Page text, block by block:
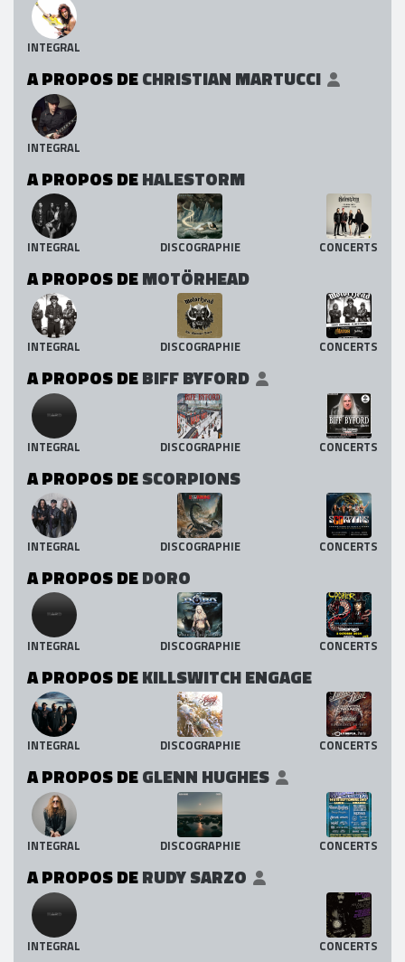
INTEGRAL
A PROPOS DECHRISTIAN MARTUCCI
INTEGRAL
A PROPOS DEHALESTORM
INTEGRAL DISCOGRAPHIE CONCERTS
A PROPOS DEMOTÖRHEAD
INTEGRAL DISCOGRAPHIE CONCERTS
A PROPOS DEBIFF BYFORD
INTEGRAL DISCOGRAPHIE CONCERTS
A PROPOS DESCORPIONS
INTEGRAL DISCOGRAPHIE CONCERTS
A PROPOS DEDORO
INTEGRAL DISCOGRAPHIE CONCERTS
A PROPOS DEKILLSWITCH ENGAGE
INTEGRAL DISCOGRAPHIE CONCERTS
A PROPOS DEGLENN HUGHES
INTEGRAL DISCOGRAPHIE CONCERTS
A PROPOS DERUDY SARZO
INTEGRAL CONCERTS